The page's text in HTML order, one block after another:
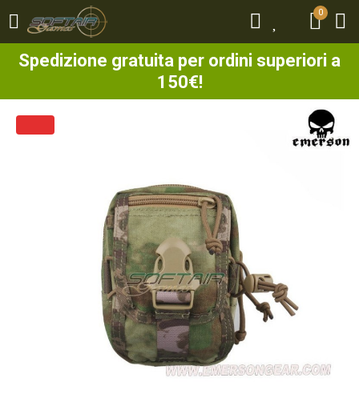
0
Spedizione gratuita per ordini superiori a
150€!
0